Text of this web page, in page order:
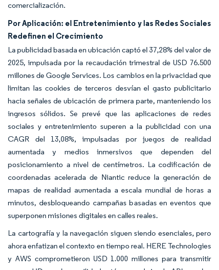
comercialización.
Por Aplicación: el Entretenimiento y las Redes Sociales
Redefinen el Crecimiento
La publicidad basada en ubicación captó el 37,28% del valor de
2025, impulsada por la recaudación trimestral de USD 76.500
millones de Google Services. Los cambios en la privacidad que
limitan las cookies de terceros desvían el gasto publicitario
hacia señales de ubicación de primera parte, manteniendo los
ingresos sólidos. Se prevé que las aplicaciones de redes
sociales y entretenimiento superen a la publicidad con una
CAGR del 13,08%, impulsadas por juegos de realidad
aumentada y medios inmersivos que dependen del
posicionamiento a nivel de centímetros. La codificación de
coordenadas acelerada de Niantic reduce la generación de
mapas de realidad aumentada a escala mundial de horas a
minutos, desbloqueando campañas basadas en eventos que
superponen misiones digitales en calles reales.
La cartografía y la navegación siguen siendo esenciales, pero
ahora enfatizan el contexto en tiempo real. HERE Technologies
y AWS comprometieron USD 1.000 millones para transmitir